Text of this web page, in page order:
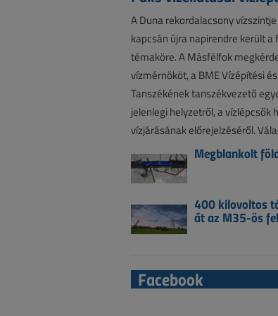
A Duna rekordalacsony
kapcsán újra napirendre került a
témaköre. A Másfélfok
vízmérnököt, a BME Vízépítési
Tanszékének tanszékvezető
jelenlegi helyzetről, a vízlépcsők
vízjárásának előrejelzéséről.
Megblankolt
400 kilovoltos
át az M35-ös
Facebook